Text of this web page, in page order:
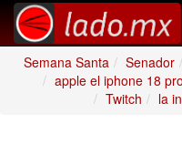
Semana Santa
Senador
apple el iphone 18
Twitch
la